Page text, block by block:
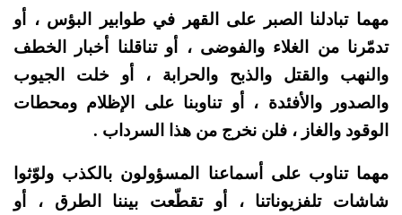
مهما تبادلنا الصبر على القهر في طوابير البؤس ، أو
تدمّرنا من الغلاء والفوضى ، أو تناقلنا أخبار الخطف
والنهب والقتل والذبح والحرابة ، أو خلت الجيوب
والصدور والأفئدة ، أو تناوبنا على الإظلام ومحطات
الوقود والغاز ، فلن نخرج من هذا السرداب .
مهما تناوب على أسماعنا المسؤولون بالكذب ولوّثوا
شاشات تلفزيوناتنا ، أو تقطّعت بيننا الطرق ، أو